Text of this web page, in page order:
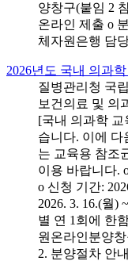
양창구(붙임 2
온라인 제출 o
체자원은행 담
2026년도 국내 의과
질병관리청 국
보건의료 및 의
[국내 의과학
습니다. 이에 다
는 교육용 참조
이용 바랍니다.
o 신청 기간:
2026. 3. 16.(월)
별 연 1회에 한
원온라인분양창
2. 분양절차 안